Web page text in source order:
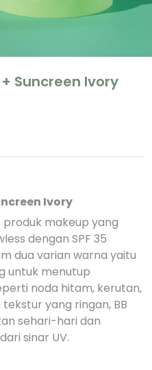
Suncreen Ivory
Ivory
produk makeup yang
dengan SPF 35
dua varian warna yaitu
untuk menutup
noda hitam, kerutan,
yang ringan, BB
sehari-hari dan
sinar UV.